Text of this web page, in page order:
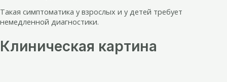
Такая симптоматика у взрослых и у детей требует
немедленной диагностики.
Клиническая картина